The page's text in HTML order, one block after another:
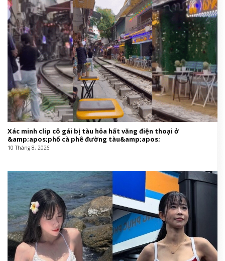
Xác minh clip cô gái bị tàu hỏa hất văng điện thoại ở
&amp;apos;phố cà phê đường tàu&amp;apos;
10 Tháng 8, 2026